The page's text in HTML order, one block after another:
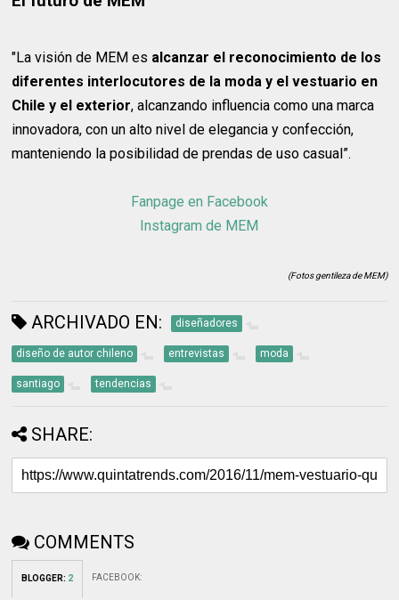
"La visión de MEM es alcanzar el reconocimiento de los
diferentes interlocutores de la moda y el vestuario en
Chile y el exterior, alcanzando influencia como una marca
innovadora, con un alto nivel de elegancia y confección,
manteniendo la posibilidad de prendas de uso casual”.
Fanpage en Facebook
Instagram de MEM
(Fotos gentileza de MEM)
ARCHIVADO EN: diseñadores
diseño de autor chileno entrevistas moda
santiago tendencias
SHARE:
COMMENTS
BLOGGER: 2 FACEBOOK: